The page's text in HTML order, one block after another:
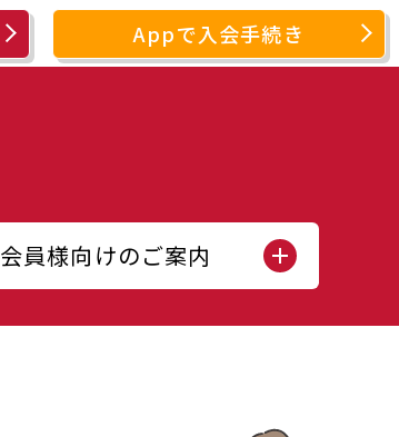
Appで入会手続き
会員様向けのご案内